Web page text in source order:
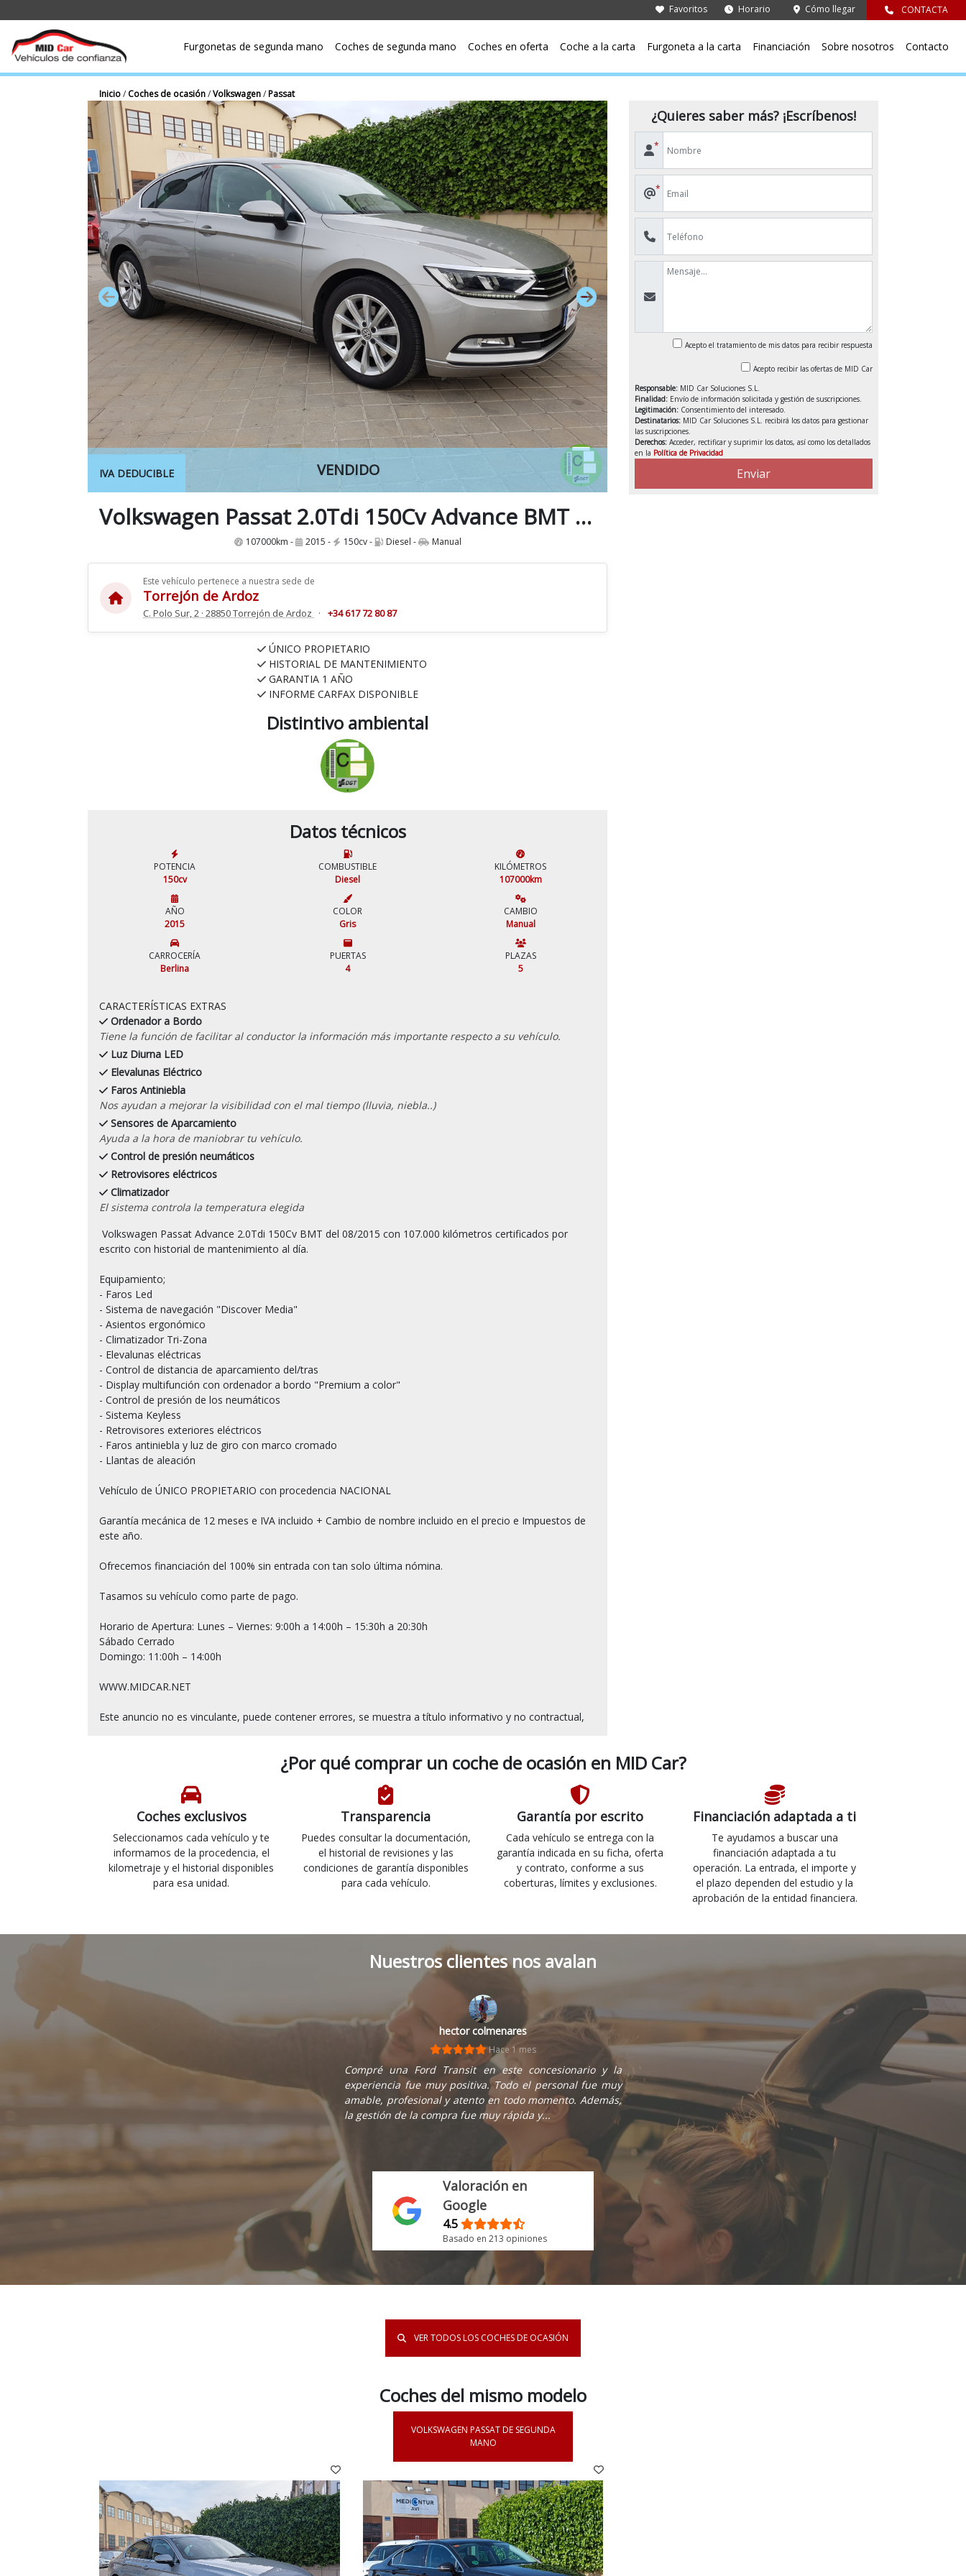
Favoritos Horario Cómo llegar CONTACTA
Furgonetas de segunda mano Coches de segunda mano Coches en oferta Coche a la carta Furgoneta a la carta Financiación Sobre nosotros Contacto
Inicio/ Coches de ocasión/Volkswagen/Passat
VENDIDO
IVA DEDUCIBLE
Volkswagen Passat 2.0Tdi 150Cv Advance BMT B8
107000km - 2015 - 150cv - Diesel - Manual
Este vehículo pertenece a nuestra sede de
Torrejón de Ardoz
C. Polo Sur, 2 · 28850 Torrejón de Ardoz · +34 617 72 80 87
ÚNICO PROPIETARIO
HISTORIAL DE MANTENIMIENTO
GARANTIA 1 AÑO
INFORME CARFAX DISPONIBLE
Distintivo ambiental
Datos técnicos
POTENCIA
150cv
COMBUSTIBLE
Diesel
KILÓMETROS
107000km
AÑO
2015
COLOR
Gris
CAMBIO
Manual
CARROCERÍA
Berlina
PUERTAS
4
PLAZAS
5
CARACTERÍSTICAS EXTRAS
Ordenador a Bordo
Tiene la función de facilitar al conductor la información más importante respecto a su vehículo.
Luz Diurna LED
Elevalunas Eléctrico
Faros Antiniebla
Nos ayudan a mejorar la visibilidad con el mal tiempo (lluvia, niebla..)
Sensores de Aparcamiento
Ayuda a la hora de maniobrar tu vehículo.
Control de presión neumáticos
Retrovisores eléctricos
Climatizador
El sistema controla la temperatura elegida
escrito con historial de mantenimiento al día.
Equipamiento;
- Faros Led
- Sistema de navegación "Discover Media"
- Asientos ergonómico
- Climatizador Tri-Zona
- Elevalunas eléctricas
- Control de distancia de aparcamiento del/tras
- Display multifunción con ordenador a bordo "Premium a color"
- Control de presión de los neumáticos
- Sistema Keyless
- Retrovisores exteriores eléctricos
- Faros antiniebla y luz de giro con marco cromado
- Llantas de aleación
Vehículo de ÚNICO PROPIETARIO con procedencia NACIONAL
Garantía mecánica de 12 meses e IVA incluido + Cambio de nombre incluido en el precio e Impuestos de
este año.
Ofrecemos financiación del 100% sin entrada con tan solo última nómina.
Tasamos su vehículo como parte de pago.
Horario de Apertura: Lunes – Viernes: 9:00h a 14:00h – 15:30h a 20:30h
Sábado Cerrado
Domingo: 11:00h – 14:00h
WWW.MIDCAR.NET
¿Quieres saber más? ¡Escríbenos!
*
*
Acepto el tratamiento de mis datos para recibir respuesta
Acepto recibir las ofertas de MID Car
Responsable: MID Car Soluciones S.L.
Finalidad: Envío de información solicitada y gestión de suscripciones.
Legitimación: Consentimiento del interesado.
Destinatarios: MID Car Soluciones S.L. recibirá los datos para gestionar
las suscripciones.
Derechos:Acceder, rectificar y suprimir los datos, así como los detallados
en la Política de Privacidad
Enviar
¿Por qué comprar un coche de ocasión en MID Car?
Coches exclusivos
Seleccionamos cada vehículo y te
informamos de la procedencia, el
kilometraje y el historial disponibles
para esa unidad.
Transparencia
Puedes consultar la documentación,
el historial de revisiones y las
condiciones de garantía disponibles
para cada vehículo.
Garantía por escrito
Cada vehículo se entrega con la
garantía indicada en su ficha, oferta
y contrato, conforme a sus
coberturas, límites y exclusiones.
Financiación adaptada a ti
Te ayudamos a buscar una
financiación adaptada a tu
operación. La entrada, el importe y
el plazo dependen del estudio y la
aprobación de la entidad financiera.
Nuestros clientes nos avalan
hector colmenares
Hace 1 mes
Compré una Ford Transit en este concesionario y la
experiencia fue muy positiva. Todo el personal fue muy
amable, profesional y atento en todo momento. Además,
la gestión de la compra fue muy rápida y...
Valoración en
Google
4.5
Basado en 213 opiniones
VER TODOS LOS COCHES DE OCASIÓN
Coches del mismo modelo
VOLKSWAGEN PASSAT DE SEGUNDA
MANO